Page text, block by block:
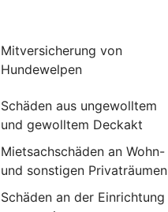
Mitversicherung von
Hundewelpen
Schäden aus ungewolltem
und gewolltem Deckakt
Mietsachschäden an Wohn-
und sonstigen Privaträumen
Schäden an der Einrichtung